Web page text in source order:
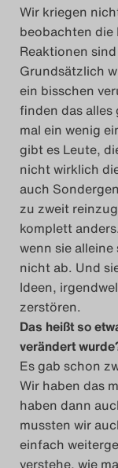
Wir kriegen
beobachten die
Reaktionen
Grundsätzlich
ein bisschen
finden das alles
mal ein wenig
gibt es Leute,
nicht wirklich
auch
zu zweit
komplett
wenn sie
nicht ab. Und
Ideen,
zerstören.
Das heißt so
verändert
Es gab schon
Wir haben das
haben dann
mussten wir
einfach